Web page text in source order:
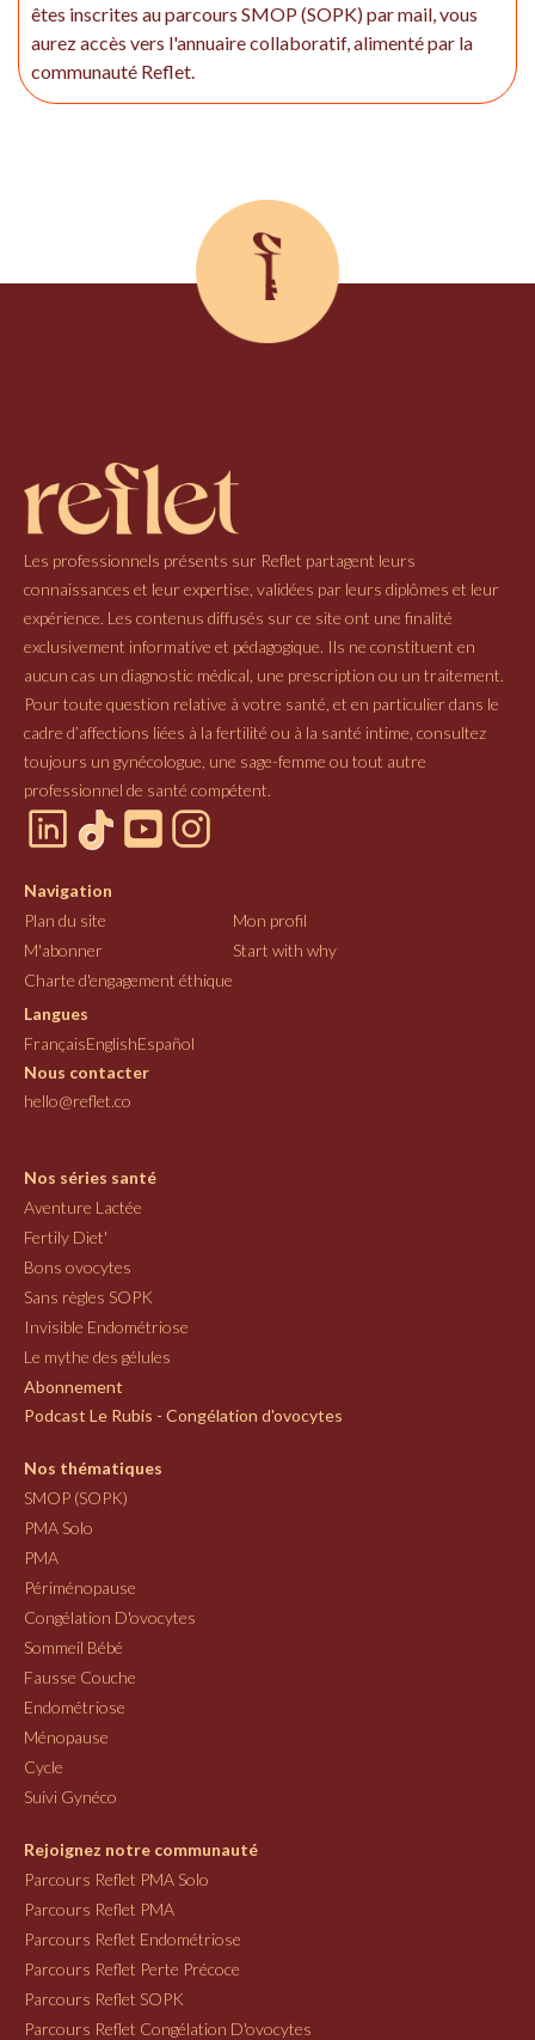
êtes inscrites au parcours SMOP (SOPK) par mail, vous
aurez accès vers l'annuaire collaboratif, alimenté par la
communauté Reflet.
Les professionnels présents sur Reflet partagent leurs
connaissances et leur expertise, validées par leurs diplômes et leur
expérience. Les contenus diffusés sur ce site ont une finalité
exclusivement informative et pédagogique. Ils ne constituent en
aucun cas un diagnostic médical, une prescription ou un traitement.
Pour toute question relative à votre santé, et en particulier dans le
cadre d’affections liées à la fertilité ou à la santé intime, consultez
toujours un gynécologue, une sage-femme ou tout autre
professionnel de santé compétent.
Navigation
Plan du site
Mon profil
M'abonner
Start with why
Charte d'engagement éthique
Langues
FrançaisEnglishEspañol
Nous contacter
hello@reflet.co
Nos séries santé
Aventure Lactée
Fertily Diet'
Bons ovocytes
Sans règles SOPK
Invisible Endométriose
Le mythe des gélules
Abonnement
Podcast Le Rubis - Congélation d'ovocytes
Nos thématiques
SMOP (SOPK)
PMA Solo
PMA
Périménopause
Congélation D'ovocytes
Sommeil Bébé
Fausse Couche
Endométriose
Ménopause
Cycle
Suivi Gynéco
Rejoignez notre communauté
Parcours Reflet PMA Solo
Parcours Reflet PMA
Parcours Reflet Endométriose
Parcours Reflet Perte Précoce
Parcours Reflet SOPK
Parcours Reflet Congélation D'ovocytes